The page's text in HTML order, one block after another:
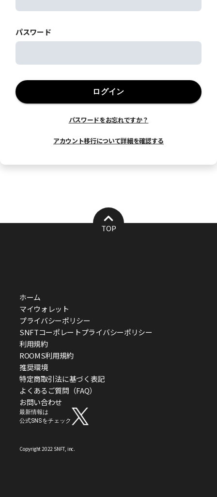
パスワード
ログイン
パスワードをお忘れですか？
アカウント移行について詳細を確認する
TOP
ホーム
マイウォレット
プライバシーポリシー
SNFTコーポレートプライバシーポリシー
利用規約
ROOMS利用規約
推奨環境
特定商取引法に基づく表記
よくあるご質問（FAQ）
お問い合わせ
最新情報は
公式SNSをチェック
Copyright 2022 SNFT, inc.